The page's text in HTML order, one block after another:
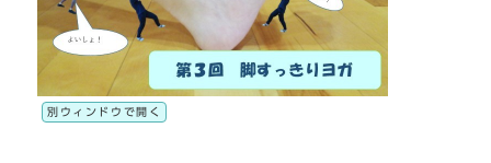
別ウィンドウで開く